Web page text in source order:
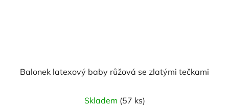
Balonek latexový baby růžová se zlatými tečkami
Skladem (57 ks)